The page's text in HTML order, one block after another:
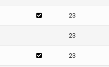
23
23
23